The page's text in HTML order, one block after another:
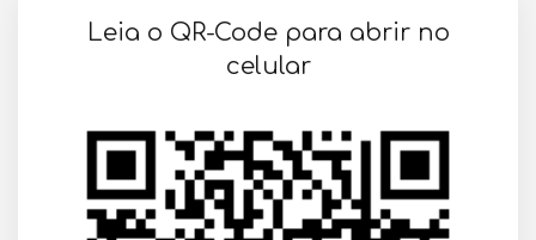
VOLTAR
Leia o QR-Code para abrir no
celular